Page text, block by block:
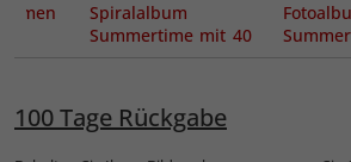
Spiralalbum
Summertime mit 40
17x24 cm
100 Tage Rückgabe